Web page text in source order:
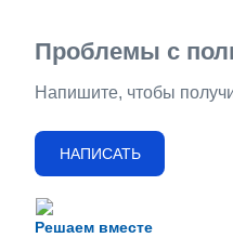
Решаем вместе
Проблемы с
Напишите, чтобы
НАПИСАТЬ